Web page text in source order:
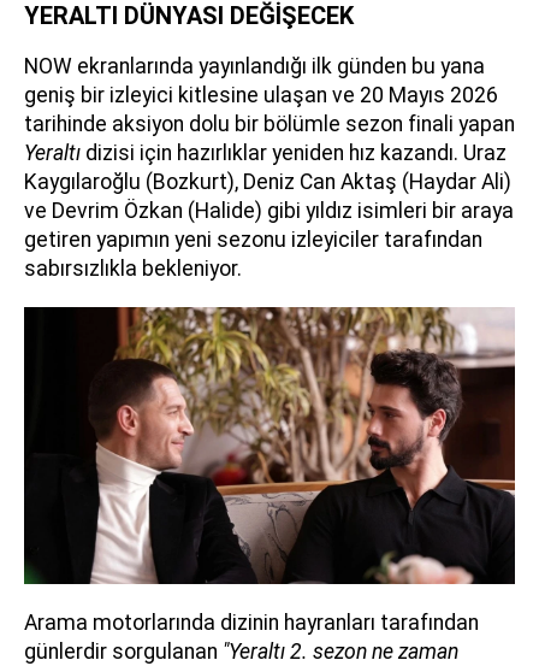
YERALTI DÜNYASI DEĞİŞECEK
NOW ekranlarında yayınlandığı ilk günden bu yana
geniş bir izleyici kitlesine ulaşan ve 20 Mayıs 2026
tarihinde aksiyon dolu bir bölümle sezon finali yapan
Yeraltı dizisi için hazırlıklar yeniden hız kazandı. Uraz
Kaygılaroğlu (Bozkurt), Deniz Can Aktaş (Haydar Ali)
ve Devrim Özkan (Halide) gibi yıldız isimleri bir araya
getiren yapımın yeni sezonu izleyiciler tarafından
sabırsızlıkla bekleniyor.
Arama motorlarında dizinin hayranları tarafından
günlerdir sorgulanan "Yeraltı 2. sezon ne zaman